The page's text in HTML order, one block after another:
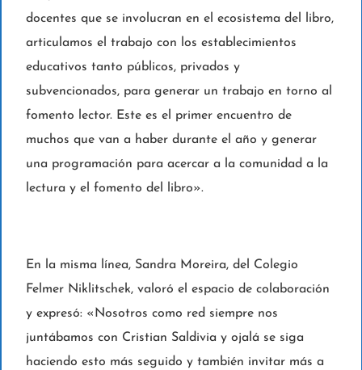
docentes que se involucran en el ecosistema del libro,
articulamos el trabajo con los establecimientos
educativos tanto públicos, privados y
subvencionados, para generar un trabajo en torno al
fomento lector. Este es el primer encuentro de
muchos que van a haber durante el año y generar
una programación para acercar a la comunidad a la
lectura y el fomento del libro».
En la misma línea, Sandra Moreira, del Colegio
Felmer Niklitschek, valoró el espacio de colaboración
y expresó: «Nosotros como red siempre nos
juntábamos con Cristian Saldivia y ojalá se siga
haciendo esto más seguido y también invitar más a